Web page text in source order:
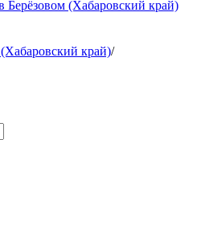
Берёзовом (Хабаровский край)
край)/